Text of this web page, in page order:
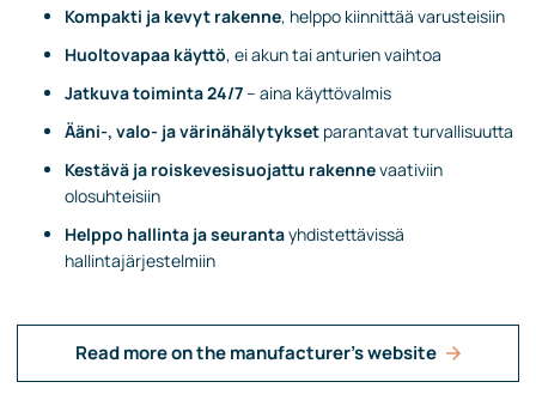
Kompakti ja kevyt rakenne, helppo kiinnittää varusteisiin
Huoltovapaa käyttö, ei akun tai anturien vaihtoa
Jatkuva toiminta 24/7– aina käyttövalmis
Ääni-, valo- ja värinähälytykset parantavat turvallisuutta
Kestävä ja roiskevesisuojattu rakennevaativiin
olosuhteisiin
Helppo hallinta ja seurantayhdistettävissä
hallintajärjestelmiin
Read more on the manufacturer's website